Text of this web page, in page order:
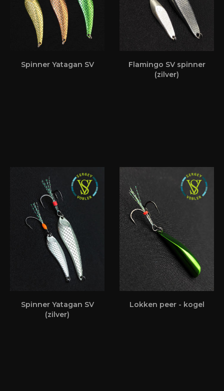
Spinner Yatagan SV
Flamingo SV spinner
(zilver)
Spinner Yatagan SV
(zilver)
Lokken peer - kogel